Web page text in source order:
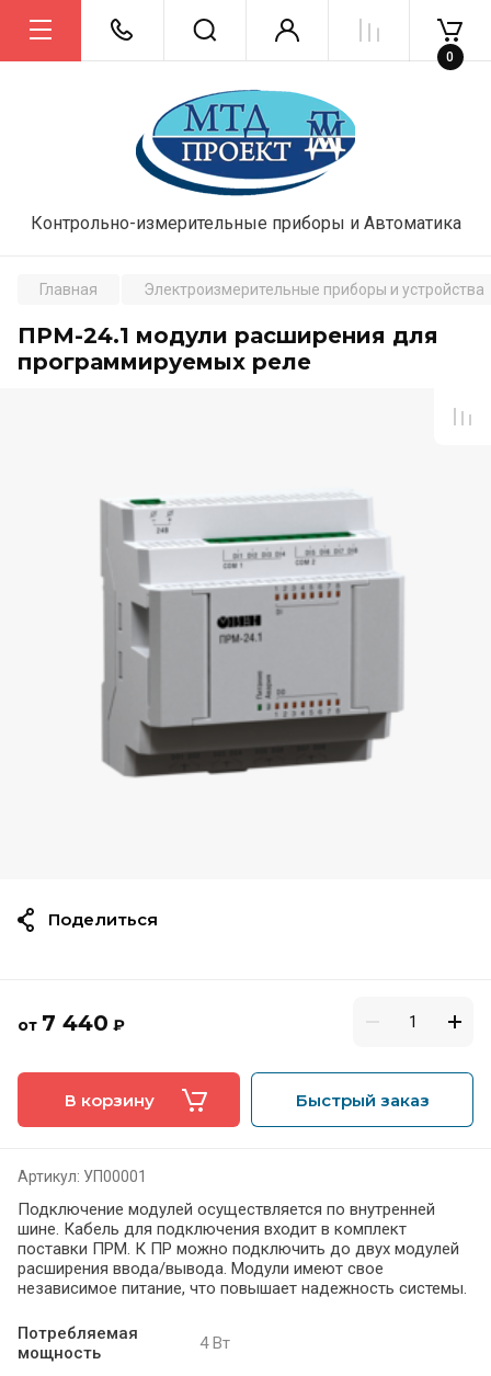
Контрольно-измерительные приборы и Автоматика
0
Главная Электроизмерительные приборы и устройства
ПРМ-24.1 модули расширения для
программируемых реле
от 7 440 ₽
В корзину Быстрый заказ
Артикул: УП00001
Подключение модулей осуществляется по внутренней
шине. Кабель для подключения входит в комплект
поставки ПРМ. К ПР можно подключить до двух модулей
расширения ввода/вывода. Модули имеют свое
независимое питание, что повышает надежность системы.
Потребляемая
мощность
4 Вт
Поделиться